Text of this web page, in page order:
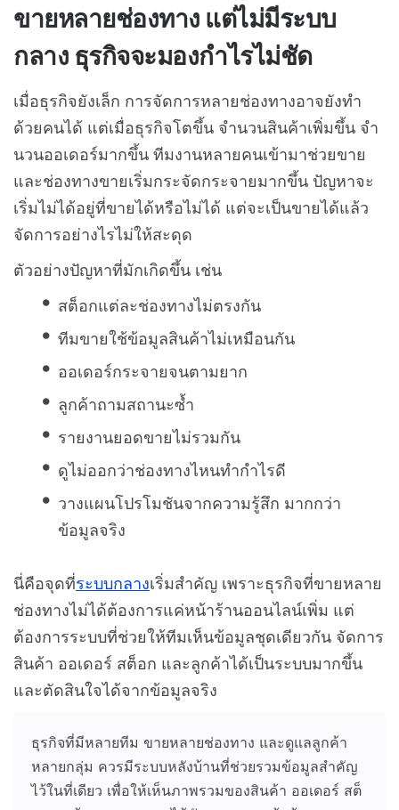
ขายหลายช่องทาง แต่ไม่มีระบบ
กลาง ธุรกิจจะมองกำไรไม่ชัด
เมื่อธุรกิจยังเล็ก การจัดการหลายช่องทางอาจยังทำ
ด้วยคนได้ แต่เมื่อธุรกิจโตขึ้น จำนวนสินค้าเพิ่มขึ้น จำ
นวนออเดอร์มากขึ้น ทีมงานหลายคนเข้ามาช่วยขาย
และช่องทางขายเริ่มกระจัดกระจายมากขึ้น ปัญหาจะ
เริ่มไม่ได้อยู่ที่ขายได้หรือไม่ได้ แต่จะเป็นขายได้แล้ว
จัดการอย่างไรไม่ให้สะดุด
ตัวอย่างปัญหาที่มักเกิดขึ้น เช่น
สต็อกแต่ละช่องทางไม่ตรงกัน
ทีมขายใช้ข้อมูลสินค้าไม่เหมือนกัน
ออเดอร์กระจายจนตามยาก
ลูกค้าถามสถานะซ้ำ
รายงานยอดขายไม่รวมกัน
ดูไม่ออกว่าช่องทางไหนทำกำไรดี
วางแผนโปรโมชันจากความรู้สึก มากกว่า
ข้อมูลจริง
นี่คือจุดที่ระบบกลางเริ่มสำคัญ เพราะธุรกิจที่ขายหลาย
ช่องทางไม่ได้ต้องการแค่หน้าร้านออนไลน์เพิ่ม แต่
ต้องการระบบที่ช่วยให้ทีมเห็นข้อมูลชุดเดียวกัน จัดการ
สินค้า ออเดอร์ สต็อก และลูกค้าได้เป็นระบบมากขึ้น
และตัดสินใจได้จากข้อมูลจริง
ธุรกิจที่มีหลายทีม ขายหลายช่องทาง และดูแลลูกค้า
หลายกลุ่ม ควรมีระบบหลังบ้านที่ช่วยรวมข้อมูลสำคัญ
ไว้ในที่เดียว เพื่อให้เห็นภาพรวมของสินค้า ออเดอร์ สต็